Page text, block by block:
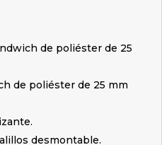
de poliéster de 25
de poliéster de 25 mm
desmontable.